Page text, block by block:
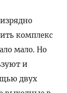
комплекс
мало. Но
и
двух